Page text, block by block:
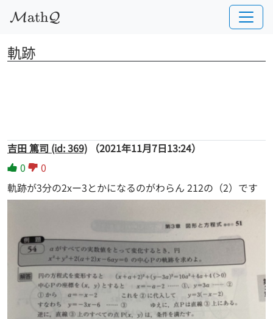
MathQ
軌跡
吉田 篤司 (id: 369)
（2021年11月7日13:24）
0
0
軌跡が3分の2xー3とかになるのがわらん 212の（2）です